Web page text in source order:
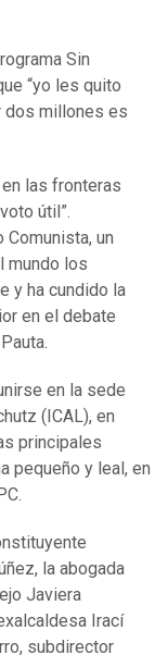
Sin
“yo les quito
dos millones es
las fronteras
útil”.
un
mundo los
y ha cundido la
en el debate
en la sede
(ICAL), en
principales
pequeño y leal, en
la abogada
Javiera
Irací
subdirector